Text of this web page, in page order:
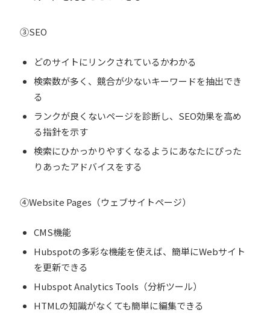
③SEO
どのサイトにリンクされているかわかる
検索数が多く、競合が少ないキーワードを抽出でき
る
ランクが良くないページを診断し、SEO効果を高め
る指針を示す
検索にひかっかりやすくなるようにあなたにぴった
りあったアドバイスをする
④Website Pages（ウェブサイトページ）
CMS機能
Hubspotの多彩な機能を使えば、簡単にWebサイト
を更新できる
Hubspot Analytics Tools（分析ツール）
HTMLの知識がなくても簡単に編集できる